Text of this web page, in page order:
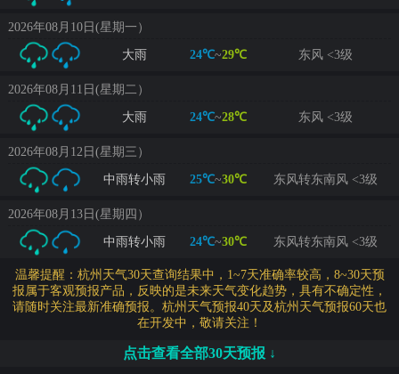
2026年08月10日(星期一）
大雨 24℃~29℃ 东风 <3级
2026年08月11日(星期二）
大雨 24℃~28℃ 东风 <3级
2026年08月12日(星期三）
中雨转小雨 25℃~30℃ 东风转东南风 <3级
2026年08月13日(星期四）
中雨转小雨 24℃~30℃ 东风转东南风 <3级
温馨提醒：杭州天气30天查询结果中，1~7天准确率较高，8~30天预
报属于客观预报产品，反映的是未来天气变化趋势，具有不确定性，
请随时关注最新准确预报。杭州天气预报40天及杭州天气预报60天也
在开发中，敬请关注！
点击查看全部30天预报 ↓